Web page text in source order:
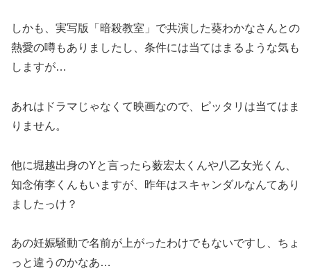
しかも、実写版「暗殺教室」で共演した葵わかなさんとの
熱愛の噂もありましたし、条件には当てはまるような気も
しますが…
あれはドラマじゃなくて映画なので、ピッタリは当てはま
りません。
他に堀越出身のYと言ったら薮宏太くんや八乙女光くん、
知念侑李くんもいますが、昨年はスキャンダルなんてあり
ましたっけ？
あの妊娠騒動で名前が上がったわけでもないですし、ちょ
っと違うのかなあ…